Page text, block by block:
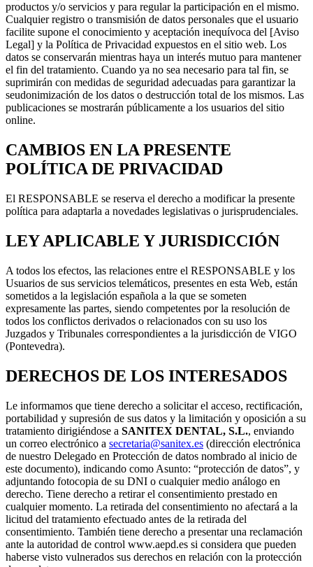
productos y/o servicios y para regular la participación en el mismo.
Cualquier registro o transmisión de datos personales que el usuario
facilite supone el conocimiento y aceptación inequívoca del [Aviso
Legal] y la Política de Privacidad expuestos en el sitio web. Los
datos se conservarán mientras haya un interés mutuo para mantener
el fin del tratamiento. Cuando ya no sea necesario para tal fin, se
suprimirán con medidas de seguridad adecuadas para garantizar la
seudonimización de los datos o destrucción total de los mismos. Las
publicaciones se mostrarán públicamente a los usuarios del sitio
online.
CAMBIOS EN LA PRESENTE
POLÍTICA DE PRIVACIDAD
El RESPONSABLE se reserva el derecho a modificar la presente
política para adaptarla a novedades legislativas o jurisprudenciales.
LEY APLICABLE Y JURISDICCIÓN
A todos los efectos, las relaciones entre el RESPONSABLE y los
Usuarios de sus servicios telemáticos, presentes en esta Web, están
sometidos a la legislación española a la que se someten
expresamente las partes, siendo competentes por la resolución de
todos los conflictos derivados o relacionados con su uso los
Juzgados y Tribunales correspondientes a la jurisdicción de VIGO
(Pontevedra).
DERECHOS DE LOS INTERESADOS
Le informamos que tiene derecho a solicitar el acceso, rectificación,
portabilidad y supresión de sus datos y la limitación y oposición a su
tratamiento dirigiéndose a SANITEX DENTAL, S.L., enviando
un correo electrónico a secretaria@sanitex.es (dirección electrónica
de nuestro Delegado en Protección de datos nombrado al inicio de
este documento), indicando como Asunto: “protección de datos”, y
adjuntando fotocopia de su DNI o cualquier medio análogo en
derecho. Tiene derecho a retirar el consentimiento prestado en
cualquier momento. La retirada del consentimiento no afectará a la
licitud del tratamiento efectuado antes de la retirada del
consentimiento. También tiene derecho a presentar una reclamación
ante la autoridad de control www.aepd.es si considera que pueden
haberse visto vulnerados sus derechos en relación con la protección